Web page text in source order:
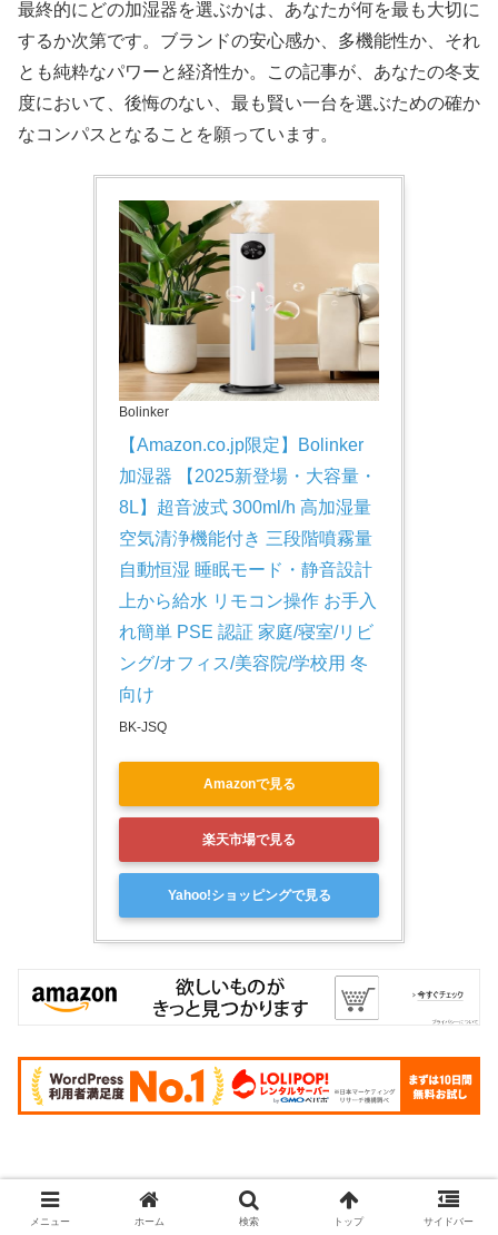
最終的にどの加湿器を選ぶかは、あなたが何を最も大切に
するか次第です。ブランドの安心感か、多機能性か、それ
とも純粋なパワーと経済性か。この記事が、あなたの冬支
度において、後悔のない、最も賢い一台を選ぶための確か
なコンパスとなることを願っています。
Bolinker
【Amazon.co.jp限定】Bolinker
加湿器 【2025新登場・大容量・
8L】超音波式 300ml/h 高加湿量
空気清浄機能付き 三段階噴霧量
自動恒湿 睡眠モード・静音設計
上から給水 リモコン操作 お手入
れ簡単 PSE 認証 家庭/寝室/リビ
ング/オフィス/美容院/学校用 冬
向け
BK-JSQ
Amazonで見る
楽天市場で見る
Yahoo!ショッピングで見る
記事一覧
メニュー ホーム 検索 トップ サイドバー